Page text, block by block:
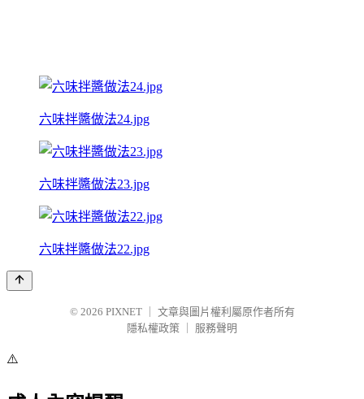
六味拌醬做法24.jpg
六味拌醬做法23.jpg
六味拌醬做法22.jpg
© 2026 PIXNET
文章與圖片權利屬原作者所有
隱私權政策
服務聲明
⚠️